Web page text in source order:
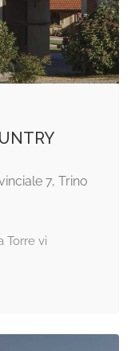
7, Trino
Torre vi